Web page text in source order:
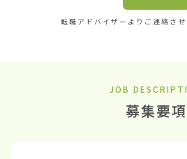
転職アドバイザーよりご連絡させ
JOB
募集要項